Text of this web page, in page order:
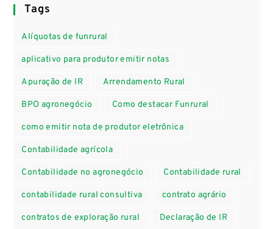
Tags
Alíquotas de funrural
aplicativo para produtor emitir notas
Apuração de IR Arrendamento Rural
BPO agronegócio Como destacar Funrural
como emitir nota de produtor eletrônica
Contabilidade agrícola
Contabilidade no agronegócio Contabilidade rural
contabilidade rural consultiva contrato agrário
contratos de exploração rural Declaração de IR